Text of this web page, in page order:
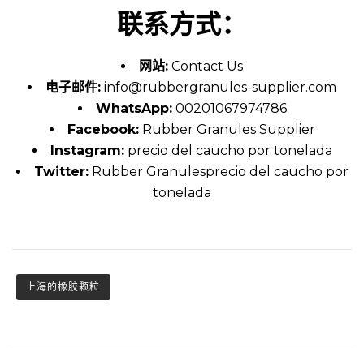
联系方式：
网站: Contact Us
电子邮件: info@rubbergranules-supplier.com
WhatsApp:00201067974786
Facebook: Rubber Granules Supplier
Instagram: precio del caucho por tonelada
Twitter: Rubber Granulesprecio del caucho por
tonelada
上海的橡胶颗粒